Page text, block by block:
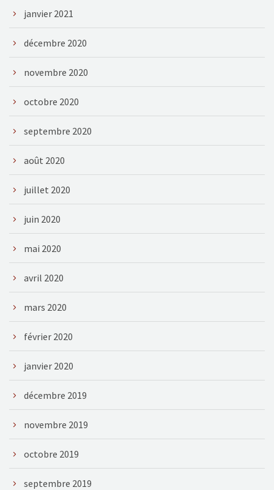
janvier 2021
décembre 2020
novembre 2020
octobre 2020
septembre 2020
août 2020
juillet 2020
juin 2020
mai 2020
avril 2020
mars 2020
février 2020
janvier 2020
décembre 2019
novembre 2019
octobre 2019
septembre 2019